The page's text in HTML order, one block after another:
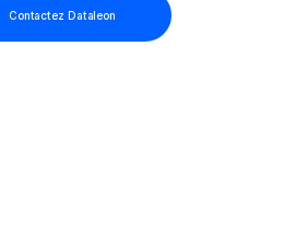
Contactez Dataleon